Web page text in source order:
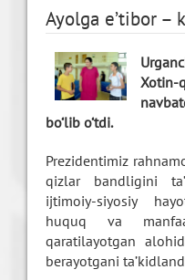
Ayolga e’tibor –
Xotin-
bo‘lib o‘tdi.
Prezidentimiz
qizlar bandligini
ijtimoiy-siyosiy
huquq va
qaratilayotgan
berayotgani